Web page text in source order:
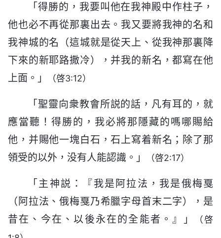
「得勝的，我要叫他在我神殿中作柱子，
他也必不再從那裏出去。我又要將我神的名和
我神城的名（這城就是從天上、從我神那裏降
下來的新耶路撒冷），并我的新名，都寫在他
上面。」
（啓3:12）
「聖靈向衆教會所説的話，凡有耳的，就
應當聽！得勝的，我必將那隱藏的嗎哪賜給
他，并賜他一塊白石，石上寫着新名；除了那
領受的以外，没有人能認識。」
（啓2:17）
「主神説：『我是阿拉法，我是俄梅戛
（阿拉法、俄梅戛乃希臘字母首末二字），是
昔在、今在、以後永在的全能者。』」
（啓